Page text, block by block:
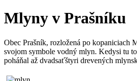
Mlyny v Prašníku
Obec Prašník, rozložená po kopaniciach
svojom symbole vodný mlyn. Kedysi tu
poháňal až dvadsaťštyri drevených